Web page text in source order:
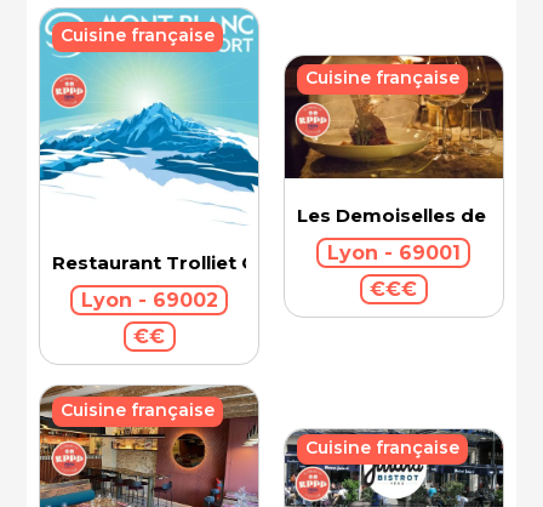
Restaurant Trolliet Grand Hotel Dieu
Lyon - 69002
€€
Cuisine française
Les Demoiselles de
Lyon - 69001
€€€
Cuisine française
Cuisine française
Cuisine française